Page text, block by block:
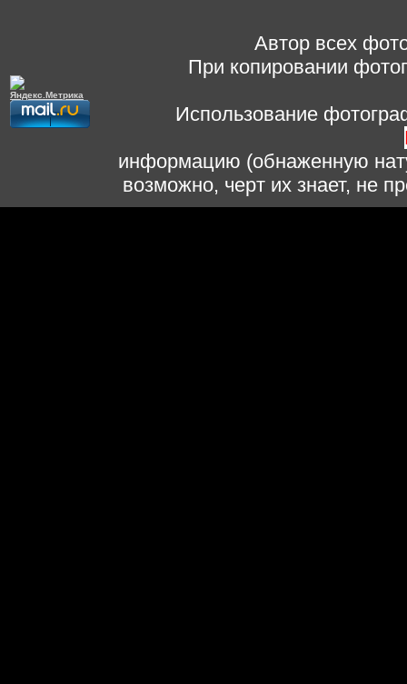
Автор всех
При копировании
Использование
информацию (обнаженную
возможно, черт их знает, не